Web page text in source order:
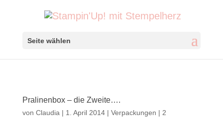
Seite wählen
Pralinenbox – die Zweite….
von Claudia | 1. April 2014| Verpackungen | 2